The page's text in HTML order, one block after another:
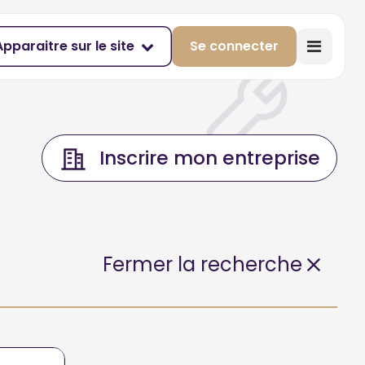
sur le site Se connecter
Inscrire mon entreprise
Fermer la recherche